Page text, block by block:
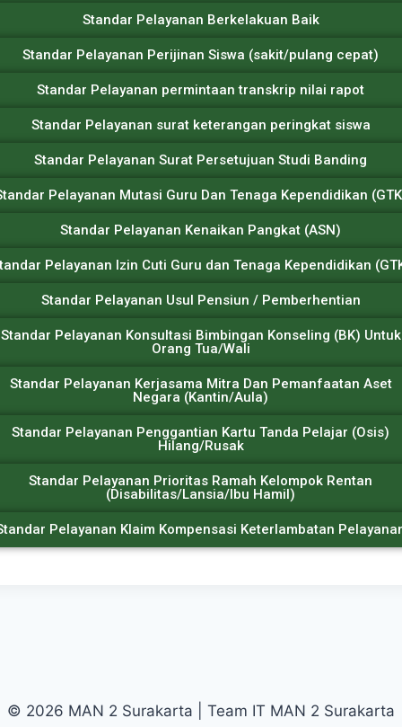
Standar Pelayanan Berkelakuan Baik
Standar Pelayanan Perijinan Siswa (sakit/pulang cepat)
Standar Pelayanan permintaan transkrip nilai rapot
Standar Pelayanan surat keterangan peringkat siswa
Standar Pelayanan Surat Persetujuan Studi Banding
Pelayanan Mutasi Guru Dan Tenaga Kependidikan
Standar Pelayanan Kenaikan Pangkat (ASN)
Pelayanan Izin Cuti Guru dan Tenaga Kependidikan
Standar Pelayanan Usul Pensiun / Pemberhentian
Standar Pelayanan Konsultasi Bimbingan Konseling (BK) Untuk
Orang Tua/Wali
Standar Pelayanan Kerjasama Mitra Dan Pemanfaatan Aset
Negara (Kantin/Aula)
Standar Pelayanan Penggantian Kartu Tanda Pelajar (Osis)
Hilang/Rusak
Standar Pelayanan Prioritas Ramah Kelompok Rentan
(Disabilitas/Lansia/Ibu Hamil)
Pelayanan Klaim Kompensasi Keterlambatan
© 2026 MAN 2 Surakarta | Team IT MAN 2 Surakarta